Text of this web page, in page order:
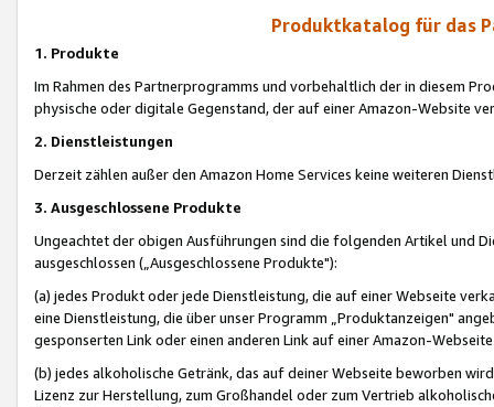
Produktkatalog für das
1. Produkte
Im Rahmen des Partnerprogramms und vorbehaltlich der in diesem
physische oder digitale Gegenstand, der auf einer Amazon-Website
2. Dienstleistungen
Derzeit zählen außer den Amazon Home Services keine weiteren
3. Ausgeschlossene Produkte
Ungeachtet der obigen Ausführungen sind die folgenden Artikel und
ausgeschlossen („Ausgeschlossene Produkte"):
(a) jedes Produkt oder jede Dienstleistung, die auf einer Webseite
eine Dienstleistung, die über unser Programm „Produktanzeigen"
gesponserten Link oder einen anderen Link auf einer Amazon-
(b) jedes alkoholische Getränk, das auf deiner Webseite beworben
Lizenz zur Herstellung, zum Großhandel oder zum Vertrieb